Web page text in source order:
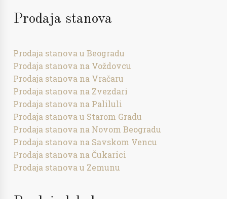
Prodaja stanova
Prodaja stanova u Beogradu
Prodaja stanova na Voždovcu
Prodaja stanova na Vračaru
Prodaja stanova na Zvezdari
Prodaja stanova na Paliluli
Prodaja stanova u Starom Gradu
Prodaja stanova na Novom Beogradu
Prodaja stanova na Savskom Vencu
Prodaja stanova na Čukarici
Prodaja stanova u Zemunu